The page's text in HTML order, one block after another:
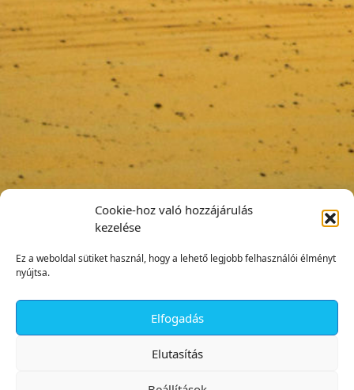
Cookie-hoz való hozzájárulás
kezelése
Ez a weboldal sütiket használ, hogy a lehető legjobb felhasználói élményt
nyújtsa.
Elfogadás
Elutasítás
✕